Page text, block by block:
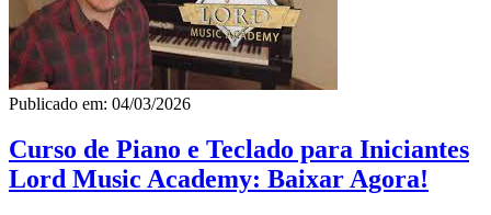
Publicado em: 04/03/2026
Curso de Piano e Teclado para Iniciantes
Lord Music Academy: Baixar Agora!